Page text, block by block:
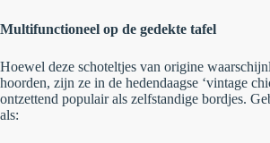
Multifunctioneel op de gedekte tafel
Hoewel deze schoteltjes van origine
hoorden, zijn ze in de hedendaagse ‘vintage
ontzettend populair als zelfstandige bordjes.
als: